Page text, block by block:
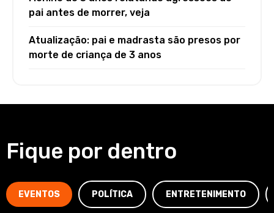
pai antes de morrer, veja
Atualização: pai e madrasta são presos por
morte de criança de 3 anos
Fique por dentro
EVENTOS POLÍTICA ENTRETENIMENTO